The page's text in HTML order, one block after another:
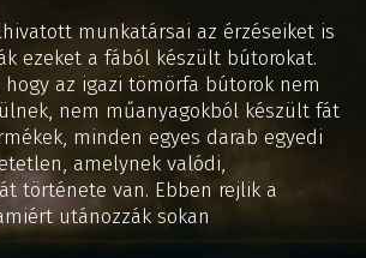
munkatársai az érzéseiket is
ezeket a fából készült bútorokat.
az igazi tömörfa bútorok nem
nem műanyagokból készült fát
minden egyes darab egyedi
amelynek valódi,
története van. Ebben rejlik a
utánozzák sokan